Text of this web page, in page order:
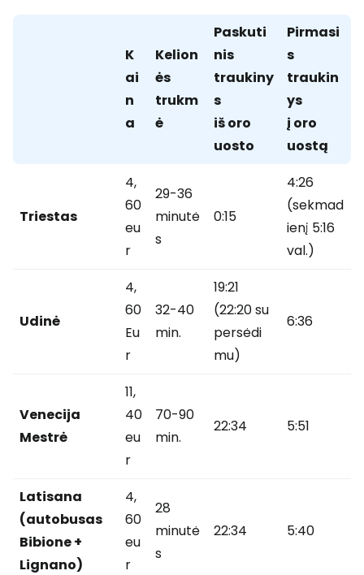
K
ai
n
a
Kelion
ės
trukm
ė
Paskuti
nis
traukiny
s
iš oro
uosto
Pirmasi
s
traukin
ys
į oro
uostą
Triestas
4,
60
eu
r
29-36
minutė
s
0:15
4:26
(sekmad
ienį 5:16
val.)
Udinė
4,
60
Eu
r
32-40
min.
19:21
(22:20 su
persėdi
mu)
6:36
Venecija
Mestrė
11,
40
eu
r
70-90
min.
22:34 5:51
Latisana
(autobusas
Bibione +
Lignano)
4,
60
eu
r
28
minutė
s
22:34 5:40